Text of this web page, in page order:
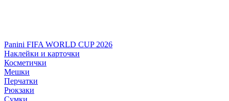
Panini FIFA WORLD CUP 2026
Наклейки и карточки
Косметички
Мешки
Перчатки
Рюкзаки
Сумки